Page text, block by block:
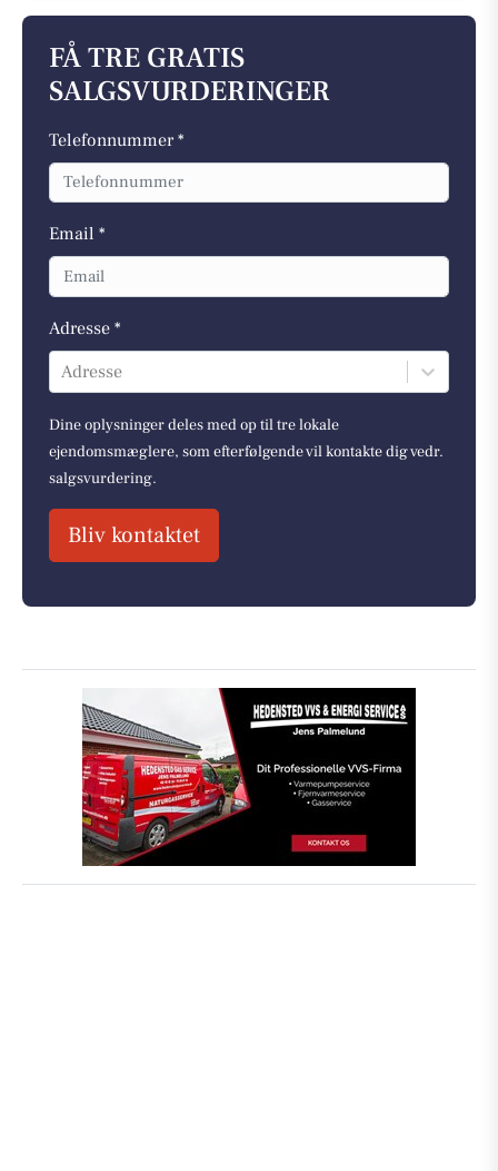
FÅ TRE GRATIS
SALGSVURDERINGER
Telefonnummer *
Email *
Adresse *
Adresse
Dine oplysninger deles med op til tre lokale
ejendomsmæglere, som efterfølgende vil kontakte dig vedr.
salgsvurdering.
Bliv kontaktet